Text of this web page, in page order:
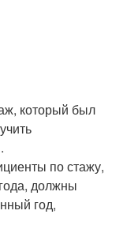
который был
по стажу,
должны
год,